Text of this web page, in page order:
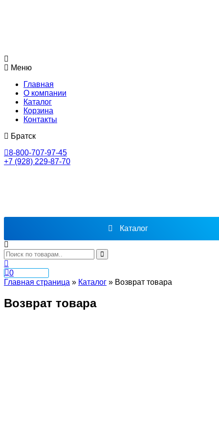
Меню
Главная
О компании
Каталог
Корзина
Контакты
Братск
8-800-707-97-45
+7 (928) 229-87-70
Каталог
0
Главная страница » Каталог » Возврат товара
Возврат товара